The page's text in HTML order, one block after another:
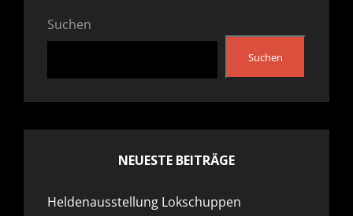
Suchen
Suchen
NEUESTE BEITRÄGE
Heldenausstellung Lokschuppen